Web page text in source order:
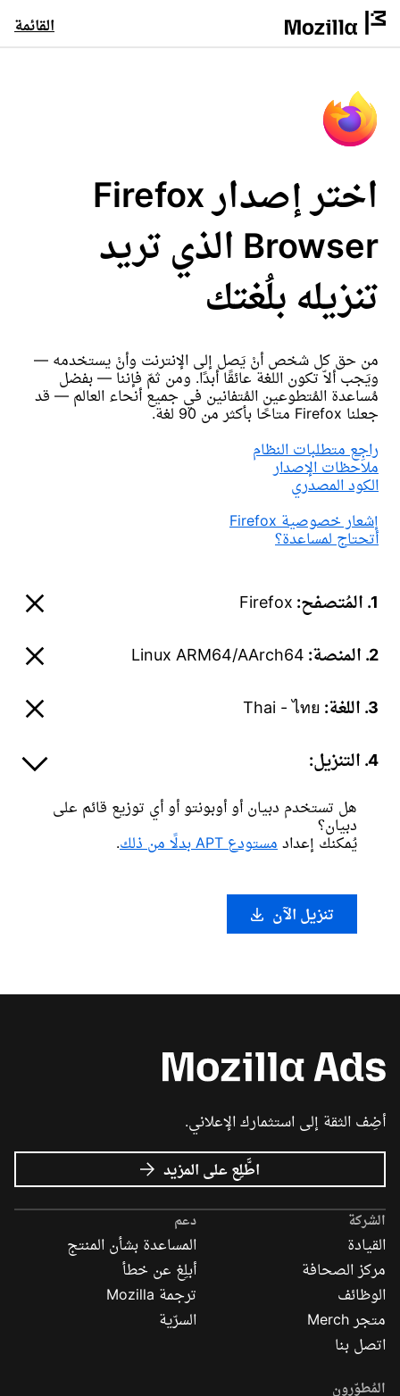
القائمة
اختر إصدار Firefox
Browser الذي تريد
تنزيله بلُغتك
من حق كل شخص أنْ يَصل إلى الإنترنت وأنْ يستخدمه —
ويَجب ألاّ تكون اللغة عائقًا أبدًا. ومن ثمّ فإننا — بفضل
مُساعدة المُتطوعين المُتفانين في جميع أنحاء العالم — قد
جعلنا Firefox متاحًا بأكثر من 90 لغة.
راجِع متطلبات النظام
ملاحظات الإصدار
الكود المصدري
إشعار خصوصية Firefox
أتحتاج لمساعدة؟
1. المُتصفح: Firefox
2. المنصة: Linux ARM64/AArch64
3. اللغة: Thai - ไทย
4. التنزيل:
هل تستخدم دبيان أو أوبونتو أو أي توزيع قائم على
دبيان؟
يُمكنك إعداد مستودع APT بدلًا من ذلك .
تنزيل الآن
أضِف الثقة إلى استثمارك الإعلاني.
اطَّلِع على المزيد عن
إعلانات
Mozilla
الشركة
القيادة
مركز الصحافة
الوظائف
متجر Merch
اتصل بنا
دعم
المساعدة بشأن المنتج
أبلِغ عن خطأ
ترجمة Mozilla
السرّية
المُطوّرون